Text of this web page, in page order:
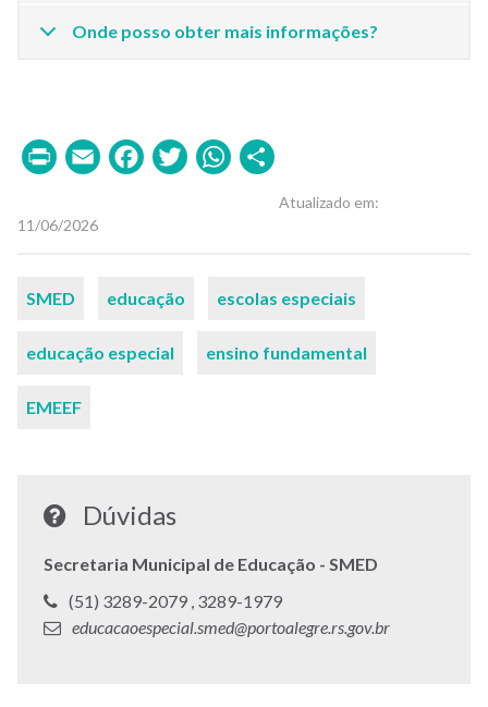
Onde posso obter mais informações?
PrintEmailFacebook
TwitterWhatsApp
Atualizado em
11/06/2026
Palavras-
SMED educação escolas especiais
educação especial ensino fundamental
EMEEF
Dúvidas
Secretaria Municipal de Educação - SMED
Telefone:
(51) 3289-2079 , Telefone:
3289-1979
E-
educacaoespecial.smed@portoalegre.rs.gov.br